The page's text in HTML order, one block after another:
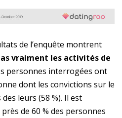
de l’enquête montrent
vraiment les activités de
personnes interrogées ont
dont les convictions sur le
leurs (58 %). Il est
de 60 % des personnes